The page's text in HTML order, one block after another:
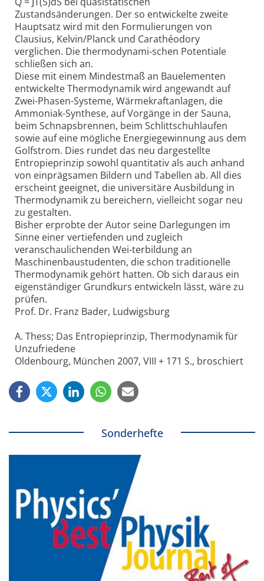
Zustandsänderungen. Der so entwickelte zweite
Hauptsatz wird mit den Formulierungen von
Clausius, Kelvin/Planck und Carathéodory
verglichen. Die thermodynami-schen Potentiale
schließen sich an.
Diese mit einem Mindestmaß an Bauelementen
entwickelte Thermodynamik wird angewandt auf
Zwei-Phasen-Systeme, Wärmekraftanlagen, die
Ammoniak-Synthese, auf Vorgänge in der Sauna,
beim Schnapsbrennen, beim Schlittschuhlaufen
sowie auf eine mögliche Energiegewinnung aus dem
Golfstrom. Dies rundet das neu dargestellte
Entropieprinzip sowohl quantitativ als auch anhand
von einprägsamen Bildern und Tabellen ab. All dies
erscheint geeignet, die universitäre Ausbildung in
Thermodynamik zu bereichern, vielleicht sogar neu
zu gestalten.
Bisher erprobte der Autor seine Darlegungen im
Sinne einer vertiefenden und zugleich
veranschaulichenden Wei-terbildung an
Maschinenbaustudenten, die schon traditionelle
Thermodynamik gehört hatten. Ob sich daraus ein
eigenständiger Grundkurs entwickeln lässt, wäre zu
prüfen.
Prof. Dr. Franz Bader, Ludwigsburg
A. Thess; Das Entropieprinzip, Thermodynamik für
Unzufriedene
Oldenbourg, München 2007, VIII + 171 S., broschiert
Sonderhefte